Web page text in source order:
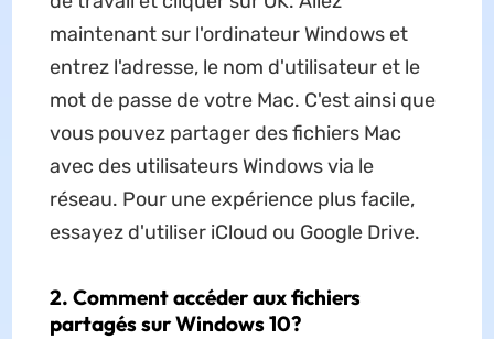
maintenant sur l'ordinateur Windows et
entrez l'adresse, le nom d'utilisateur et le
mot de passe de votre Mac. C'est ainsi que
vous pouvez partager des fichiers Mac
avec des utilisateurs Windows via le
réseau. Pour une expérience plus facile,
essayez d'utiliser iCloud ou Google Drive.
2. Comment accéder aux fichiers
partagés sur Windows 10?